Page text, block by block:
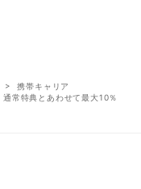
携帯キャリア
常特典とあわせて最大10％